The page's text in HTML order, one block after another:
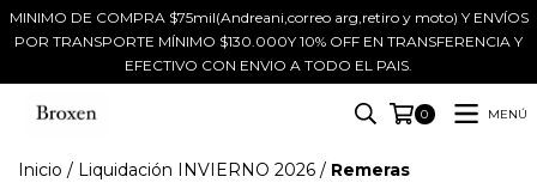
MINIMO DE COMPRA $75mil(Andreani,correo arg,retiro y moto) Y ENVÍOS
POR TRANSPORTE MÍNIMO $130.000Y 10% OFF EN TRANSFERENCIA Y
EFECTIVO CON ENVIO A TODO EL PAIS.
0 MENÚ
Inicio / Liquidación INVIERNO 2026 / Remeras